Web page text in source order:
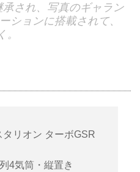
され、写真のギャラン
ションに搭載されて、
リオン ターボGSR
4気筒・縦置き